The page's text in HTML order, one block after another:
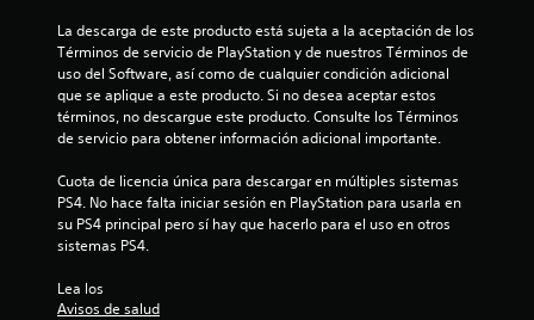
a
c
i
o
n
La descarga de este producto está sujeta a la aceptación de los
Términos de servicio de PlayStation y de nuestros Términos de
uso del Software, así como de cualquier condición adicional
que se aplique a este producto. Si no desea aceptar estos
términos, no descargue este producto. Consulte los Términos
de servicio para obtener información adicional importante.
Cuota de licencia única para descargar en múltiples sistemas
PS4. No hace falta iniciar sesión en PlayStation para usarla en
su PS4 principal pero sí hay que hacerlo para el uso en otros
sistemas PS4.
Lea los
Avisos de salud